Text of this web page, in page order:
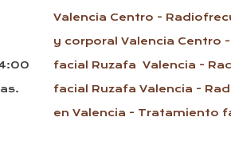
Valencia Centro -
y corporal Valencia Centro
facial Ruzafa Valencia -
facial Ruzafa Valencia -
en Valencia - Tratamiento